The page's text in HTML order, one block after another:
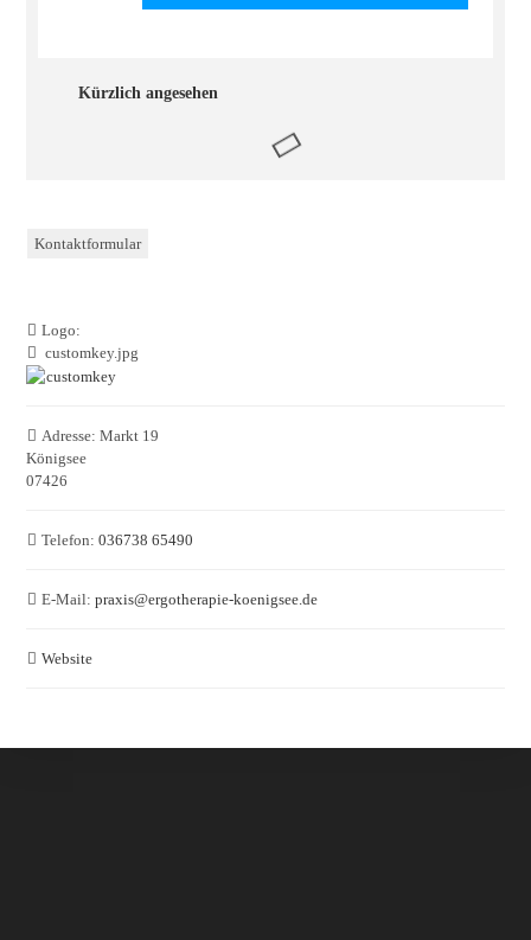
Kürzlich angesehen
Kontaktformular
Logo:
customkey.jpg
Adresse: Markt 19
Königsee
07426
Telefon: 036738 65490
E-Mail: praxis@ergotherapie-koenigsee.de
Website